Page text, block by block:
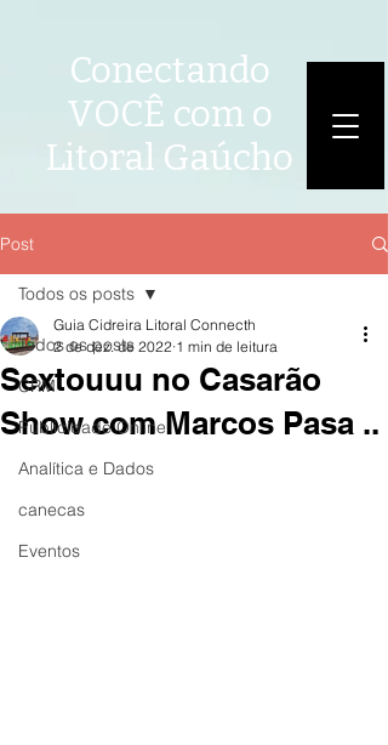
Conectando
VOCÊ com o
Litoral Gaúcho
Post
Todos os posts
CRM
Publicidade Online
Analítica e Dados
canecas
Eventos
Todos os posts
Sextouuu no Casarão
Show com Marcos Pasa ..
Guia Cidreira Litoral Connecth
2 de dez. de 2022 1 min de leitura